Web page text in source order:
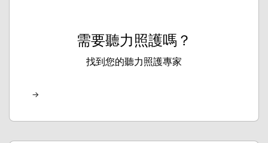
需要聽力照護嗎？
找到您的聽力照護專家